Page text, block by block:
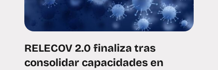
RELECOV 2.0 finaliza tras
consolidar capacidades en